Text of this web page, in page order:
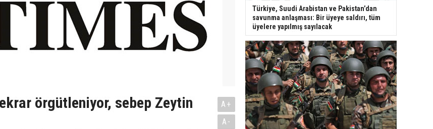
örgütleniyor, sebep Zeytin
A+
A-
Türkiye, Suudi Arabistan ve Pakistan’dan
savunma anlaşması: Bir üyeye saldırı, tüm
üyelere yapılmış sayılacak